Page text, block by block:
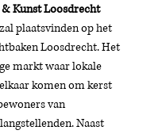
Kunst Loosdrecht
plaatsvinden op het
Loosdrecht. Het
markt waar lokale
komen om kerst
van
Naast